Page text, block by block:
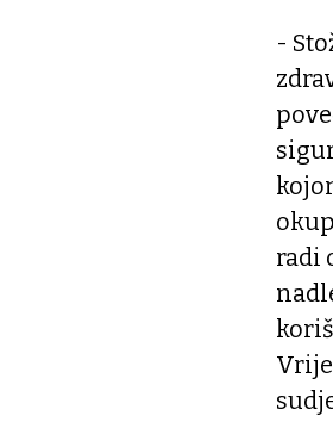
-
radi